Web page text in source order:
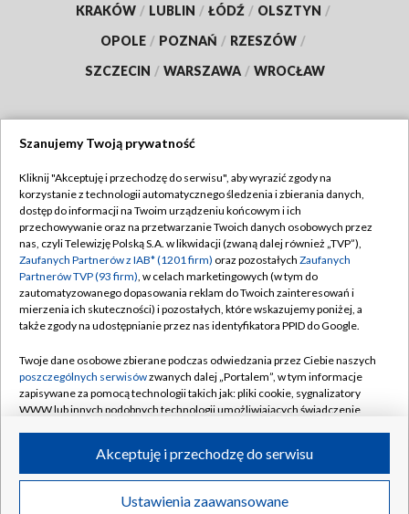
KRAKÓW / LUBLIN / ŁÓDŹ / OLSZTYN /
OPOLE / POZNAŃ / RZESZÓW /
SZCZECIN / WARSZAWA / WROCŁAW
TVP
Abonament TVP
Emisja w TVP
Centrum informacji TVP
Naziemna Telewizja Cyfrowa
Rada Programowa
System NOS
Informacje o nadawcy
Program dla prasy
Regulamin TVP
Polityka prywatności
Moje zgody
Pomoc
Kontakt
Kanały
©2026 Telewizja Polska S.A. w likwidacji
Szanujemy Twoją prywatność
Kliknij "Akceptuję i przechodzę do serwisu", aby wyrazić zgody na
korzystanie z technologii automatycznego śledzenia i zbierania danych,
dostęp do informacji na Twoim urządzeniu końcowym i ich
przechowywanie oraz na przetwarzanie Twoich danych osobowych przez
nas, czyli Telewizję Polską S.A. w likwidacji (zwaną dalej również „TVP”),
Zaufanych Partnerów z IAB* (1201 firm) oraz pozostałych Zaufanych
Partnerów TVP (93 firm), w celach marketingowych (w tym do
zautomatyzowanego dopasowania reklam do Twoich zainteresowań i
mierzenia ich skuteczności) i pozostałych, które wskazujemy poniżej, a
także zgody na udostępnianie przez nas identyfikatora PPID do Google.
Twoje dane osobowe zbierane podczas odwiedzania przez Ciebie naszych
poszczególnych serwisówzwanych dalej „Portalem”, w tym informacje
zapisywane za pomocą technologii takich jak: pliki cookie, sygnalizatory
WWW lub innych podobnych technologii umożliwiających świadczenie
ruchu w Internecie.
Twoje dane osobowe zbierane podczas odwiedzania przez Ciebie
poszczególnych serwisówna Portalu, takie jak adresy IP, identyfikatory
Ustawienia zaawansowane
Akceptuję i przechodzę do serwisu